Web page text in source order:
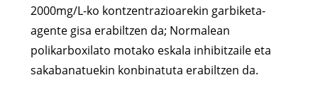
2000mg/L-ko kontzentrazioarekin garbiketa-
agente gisa erabiltzen da; Normalean
polikarboxilato motako eskala inhibitzaile eta
sakabanatuekin konbinatuta erabiltzen da.